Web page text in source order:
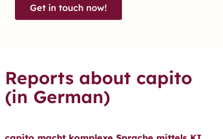
Get in touch now!
Reports about capito
(in German)